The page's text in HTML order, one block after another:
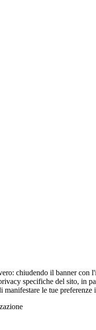
chiudendo il banner
specifiche del sito, in
le tue preferenze